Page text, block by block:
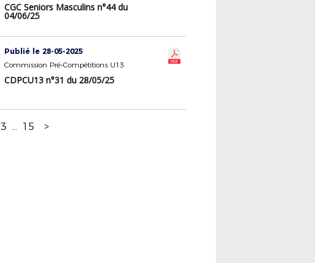
CGC Seniors Masculins n°44 du
04/06/25
Publié le 28-05-2025
Commission Pré-Compétitions U13
CDPCU13 n°31 du 28/05/25
3 ... 15 >